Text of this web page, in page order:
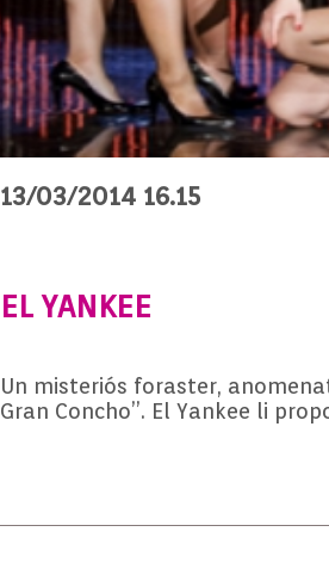
13/03/2014 16.15
EL YANKEE
Un misteriós foraster,
Gran Concho”. El Yankee li